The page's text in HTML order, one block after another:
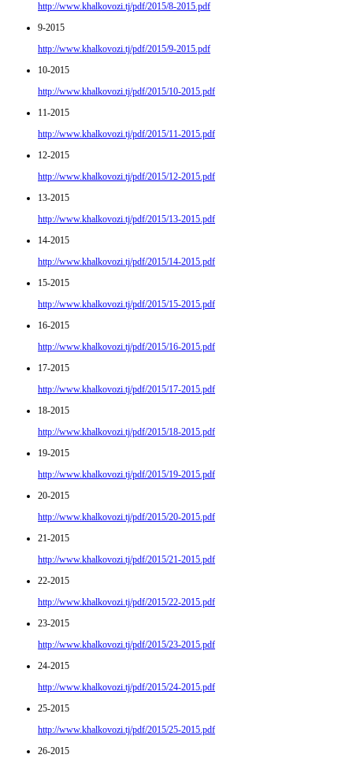
http://www.khalkovozi.tj/pdf/2015/8-2015.pdf
9-2015
http://www.khalkovozi.tj/pdf/2015/9-2015.pdf
10-2015
http://www.khalkovozi.tj/pdf/2015/10-2015.pdf
11-2015
http://www.khalkovozi.tj/pdf/2015/11-2015.pdf
12-2015
http://www.khalkovozi.tj/pdf/2015/12-2015.pdf
13-2015
http://www.khalkovozi.tj/pdf/2015/13-2015.pdf
14-2015
http://www.khalkovozi.tj/pdf/2015/14-2015.pdf
15-2015
http://www.khalkovozi.tj/pdf/2015/15-2015.pdf
16-2015
http://www.khalkovozi.tj/pdf/2015/16-2015.pdf
17-2015
http://www.khalkovozi.tj/pdf/2015/17-2015.pdf
18-2015
http://www.khalkovozi.tj/pdf/2015/18-2015.pdf
19-2015
http://www.khalkovozi.tj/pdf/2015/19-2015.pdf
20-2015
http://www.khalkovozi.tj/pdf/2015/20-2015.pdf
21-2015
http://www.khalkovozi.tj/pdf/2015/21-2015.pdf
22-2015
http://www.khalkovozi.tj/pdf/2015/22-2015.pdf
23-2015
http://www.khalkovozi.tj/pdf/2015/23-2015.pdf
24-2015
http://www.khalkovozi.tj/pdf/2015/24-2015.pdf
25-2015
http://www.khalkovozi.tj/pdf/2015/25-2015.pdf
26-2015